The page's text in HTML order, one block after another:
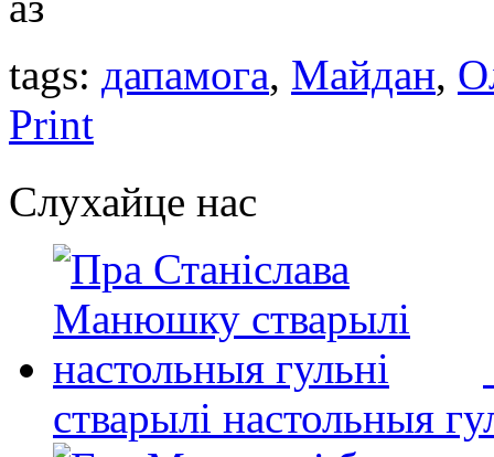
tags: дапамогa, Майдан,
Print
Слухайце нас
стварылі настольныя